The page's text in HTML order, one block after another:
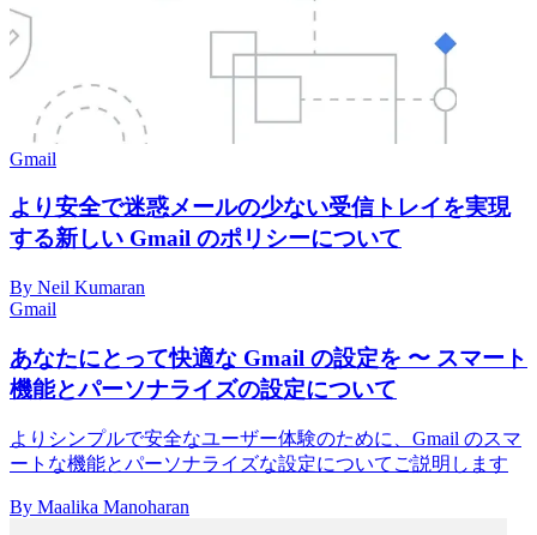
Gmail
より安全で迷惑メールの少ない受信トレイを実現
する新しい Gmail のポリシーについて
By Neil Kumaran
Gmail
あなたにとって快適な Gmail の設定を 〜 スマート
機能とパーソナライズの設定について
よりシンプルで安全なユーザー体験のために、Gmail のスマ
ートな機能とパーソナライズな設定についてご説明します
By Maalika Manoharan